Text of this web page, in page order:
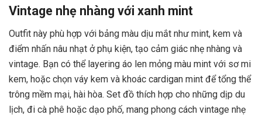
Vintage nhẹ nhàng với xanh mint
Outfit này phù hợp với bảng màu dịu mắt như mint, kem và
điểm nhấn nâu nhạt ở phụ kiện, tạo cảm giác nhẹ nhàng và
vintage. Bạn có thể layering áo len mỏng màu mint với sơ mi
kem, hoặc chọn váy kem và khoác cardigan mint để tổng thể
trông mềm mại, hài hòa. Set đồ thích hợp cho những dịp du
lịch, đi cà phê hoặc dạo phố, mang phong cách vintage nhẹ